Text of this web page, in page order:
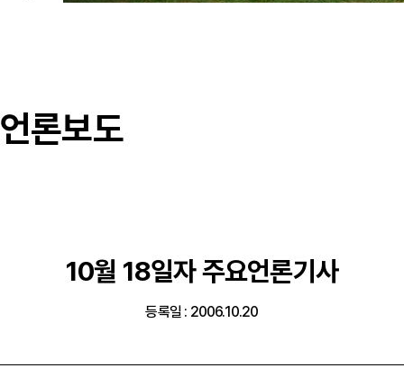
언론보도
10월 18일자 주요언론기사
등록일 : 2006.10.20